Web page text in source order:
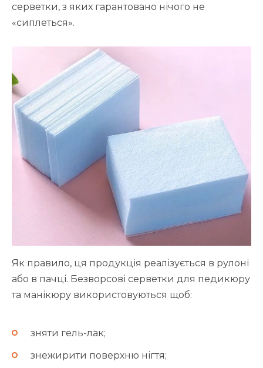
серветки, з яких гарантовано нічого не
«сиплеться».
Як правило, ця продукція реалізується в рулоні
або в пачці. Безворсові серветки для педикюру
та манікюру використовуються щоб:
зняти гель-лак;
знежирити поверхню нігтя;